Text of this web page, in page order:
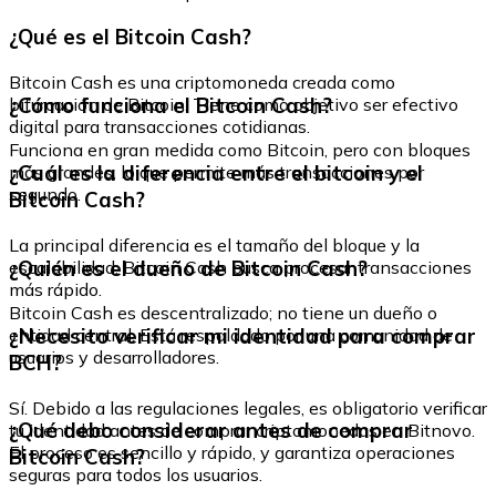
¿Qué es el Bitcoin Cash?
Bitcoin Cash es una criptomoneda creada como
bifurcación de Bitcoin. Tiene como objetivo ser efectivo
digital para transacciones cotidianas.
¿Cómo funciona el Bitcoin Cash?
Funciona en gran medida como Bitcoin, pero con bloques
más grandes, lo que permite más transacciones por
segundo.
¿Cuál es la diferencia entre el bitcoin y el
Bitcoin Cash?
La principal diferencia es el tamaño del bloque y la
escalabilidad. Bitcoin Cash busca procesar transacciones
más rápido.
¿Quién es el dueño de Bitcoin Cash?
Bitcoin Cash es descentralizado; no tiene un dueño o
entidad central. Está respaldado por una comunidad de
usuarios y desarrolladores.
¿Necesito verificar mi identidad para comprar
BCH?
Sí. Debido a las regulaciones legales, es obligatorio verificar
tu identidad antes de comprar criptomonedas en Bitnovo.
El proceso es sencillo y rápido, y garantiza operaciones
seguras para todos los usuarios.
¿Qué debo considerar antes de comprar
Bitcoin Cash?